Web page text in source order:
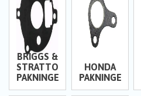
BRIGGS &
STRATTON
PAKNINGER
HONDA
PAKNINGER